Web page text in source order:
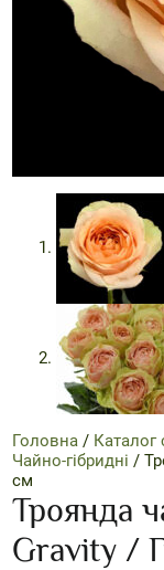
Головна / Каталог
Чайно-гібридні /
см
Троянда
Gravity /